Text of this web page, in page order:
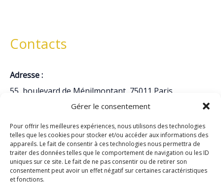
Gérer le consentement
Pour offrir les meilleures expériences, nous utilisons des technologies
telles que les cookies pour stocker et/ou accéder aux informations des
appareils. Le fait de consentir à ces technologies nous permettra de
traiter des données telles que le comportement de navigation ou les ID
uniques sur ce site. Le fait de ne pas consentir ou de retirer son
consentement peut avoir un effet négatif sur certaines caractéristiques
et fonctions.
Contacts
Adresse :
55, boulevard de Ménilmontant, 75011 Paris
01 48 05 94 93
Emails :
secretariat@basilique-ndps.fr
cure@basilique-ndps.fr